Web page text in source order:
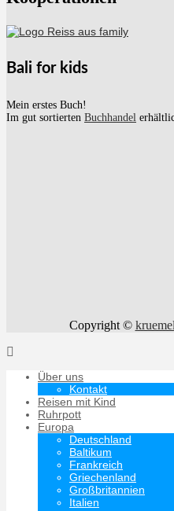
Bali for kids
Mein erstes Buch!
Im gut sortierten Buchhandel
Copyright ©
Über uns
Kontakt
Reisen mit Kind
Ruhrpott
Europa
Deutschland
Baltikum
Frankreich
Griechenland
Großbritannien
Italien